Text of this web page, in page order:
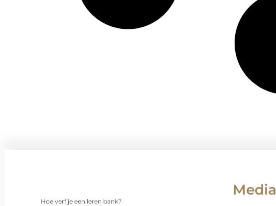
Media
Hoe verf je een leren bank?